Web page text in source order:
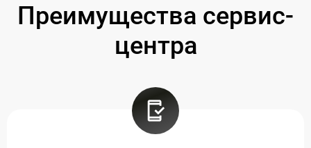
Преимущества сервис-
центра